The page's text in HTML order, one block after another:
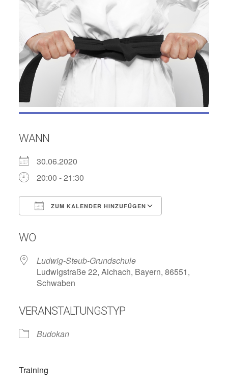
WANN
30.06.2020
20:00 - 21:30
ZUM KALENDER HINZUFÜGEN
WO
Ludwig-Steub-Grundschule
Ludwigstraße 22, Aichach, Bayern, 86551,
Schwaben
VERANSTALTUNGSTYP
Budokan
Training